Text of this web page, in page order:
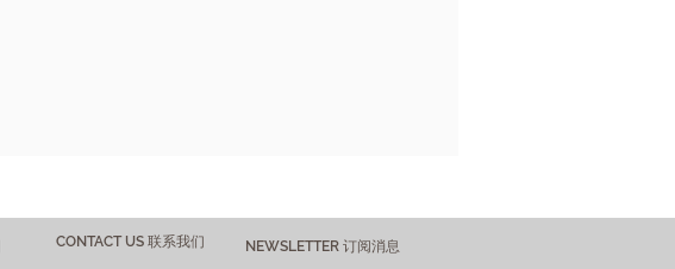
CONTACT US 联系我们 NEWSLETTER 订阅消息